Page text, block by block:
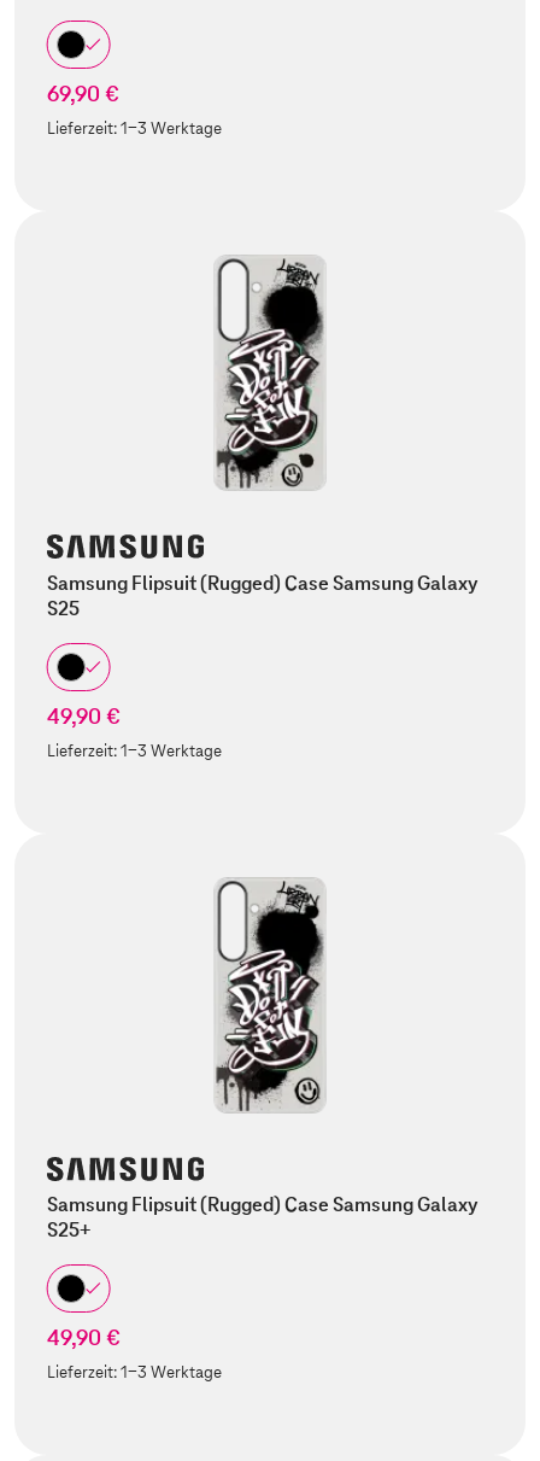
69,90 €
Lieferzeit:1-3 Werktage
Samsung Flipsuit (Rugged) Case Samsung Galaxy
S25
49,90 €
Lieferzeit:1-3 Werktage
Samsung Flipsuit (Rugged) Case Samsung Galaxy
S25+
49,90 €
Lieferzeit:1-3 Werktage